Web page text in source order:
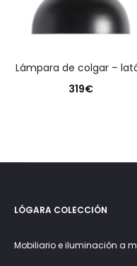
lámpara de colgar –
319€
LÓGARA COLECCIÓN
Mobiliario e iluminación a